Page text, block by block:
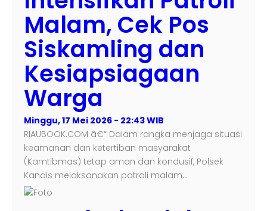
Malam, Cek Pos
Siskamling dan
Kesiapsiagaan
Warga
Minggu, 17 Mei 2026 - 22:43 WIB
RIAUBOOK.COM â€“ Dalam rangka menjaga situasi
keamanan dan ketertiban masyarakat
(Kamtibmas) tetap aman dan kondusif, Polsek
Kandis melaksanakan patroli malam…